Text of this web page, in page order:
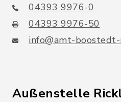
04393 9976-0
04393 9976-50
info@amt-
Außenstelle